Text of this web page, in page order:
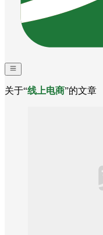
关于“线上电商”的文章